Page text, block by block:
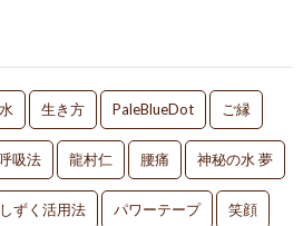
生き方 PaleBlueDot ご縁
吸法 龍村仁 腰痛 神秘の水 夢
ずく活用法 パワーテープ 笑顔